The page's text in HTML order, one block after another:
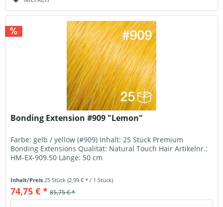
Bonding Extension #909 "Lemon"
Farbe: gelb / yellow (#909) Inhalt: 25 Stück Premium
Bonding Extensions Qualität: Natural Touch Hair Artikelnr.:
HM-EX-909.50 Länge: 50 cm
Inhalt/Preis 25 Stück(2,99 € * / 1 Stück)
74,75 € * 85,75 € *